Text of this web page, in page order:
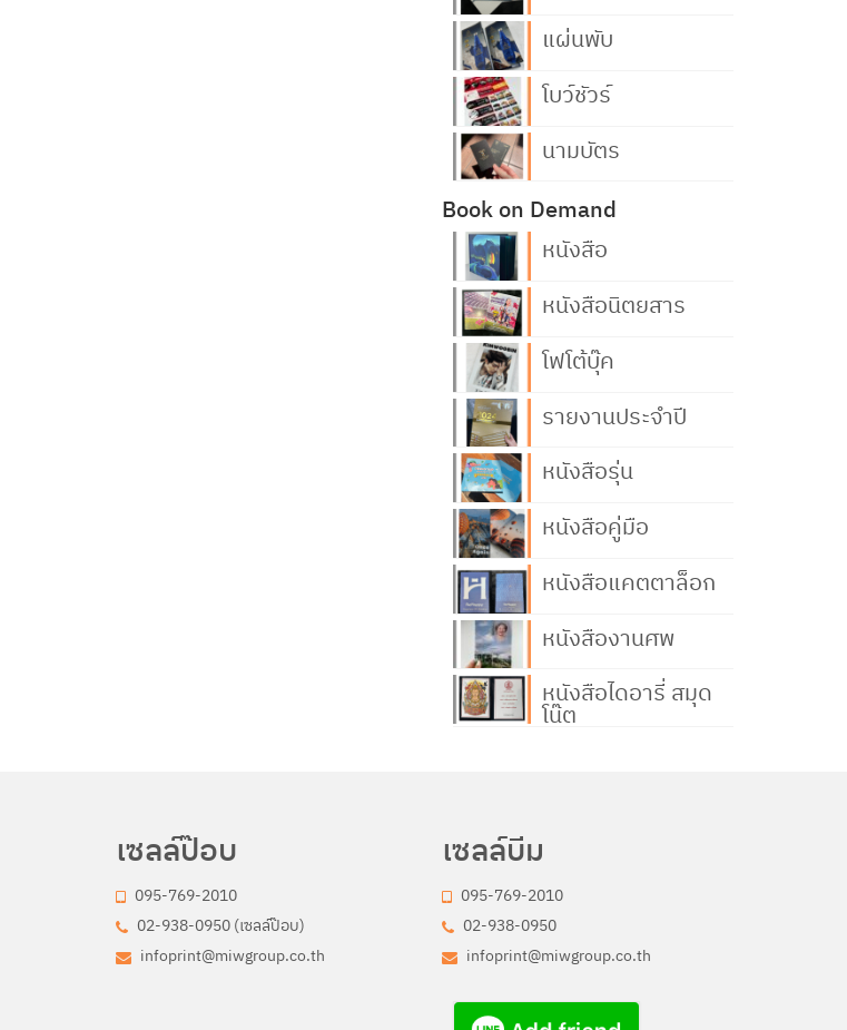
แผ่นพับ
โบว์ชัวร์
นามบัตร
Book on Demand
หนังสือ
หนังสือนิตยสาร
โฟโต้บุ๊ค
รายงานประจำปี
หนังสือรุ่น
หนังสือคู่มือ
หนังสือแคตตาล็อก
หนังสืองานศพ
หนังสือไดอารี่ สมุด
โน๊ต
เซลล์ป๊อบ
095-769-2010
02-938-0950 (เซลล์ป๊อบ)
infoprint@miwgroup.co.th
เซลล์บีม
095-769-2010
02-938-0950
infoprint@miwgroup.co.th